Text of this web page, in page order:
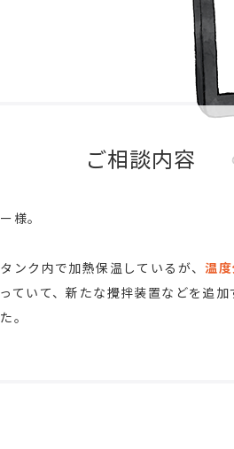
ご相談内容
様。
ンク内で加熱保温しているが、温
ていて、新たな攪拌装置などを追
。